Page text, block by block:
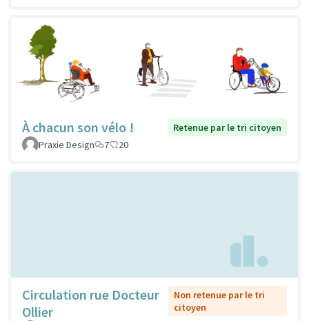
À chacun son vélo !
Retenue par le tri citoyen
Praxie Design
7 20
Circulation rue Docteur
Ollier
Non retenue par le tri
citoyen